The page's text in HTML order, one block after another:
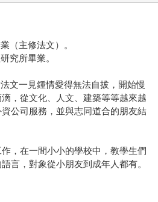
（主修法文）。
究所畢業。
文一見鍾情愛得無法自拔，開始慢
，從文化、人文、建築等等越來越
公司服務，並與志同道合的朋友結
，在一間小小的學校中，教學生們
言，對象從小朋友到成年人都有。